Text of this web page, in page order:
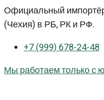
Перейти
к
Официальный
(Чехия) в РБ, РК и РФ.
+7 (999) 678-24-48
Мы работаем только с